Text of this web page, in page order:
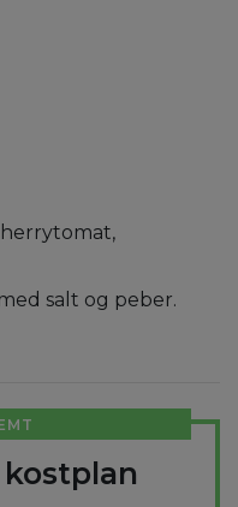
salt og peber.